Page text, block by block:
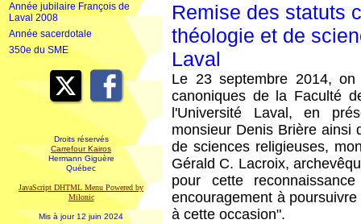
Année jubilaire François de
Laval 2008
Année sacerdotale
350e du SME
Droits réservés
Carrefour Kairos
Hermann Giguère
Québec
JavaScript DHTML Menu Powered by
Milonic
Mis à jour 12 juin 2024
Remise des statuts
théologie et de
Laval
Le 23 septembre 2014,
canoniques de la Faculté
l'Université Laval, en
monsieur Denis Brière ainsi
de sciences religieuses,
Gérald C. Lacroix,
pour cette
encouragement à
à cette occasion".